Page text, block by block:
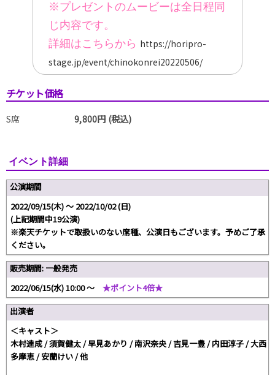
※プレゼントのムービーは全日程同
じ内容です。
詳細はこちらから https://horipro-
stage.jp/event/chinokonrei20220506/
チケット価格
S席 9,800円 (税込)
イベント詳細
公演期間
2022/09/15(木) 〜 2022/10/02 (日)
(上記期間中19公演)
※楽天チケットで取扱いのない席種、公演日もございます。予めご了承
ください。
販売期間: 一般発売
2022/06/15(水) 10:00 〜 ★ポイント4倍★
出演者
＜キャスト＞
木村達成 / 須賀健太 / 早見あかり / 南沢奈央 / 吉見一豊 / 内田淳子 / 大西
多摩恵 / 安蘭けい / 他